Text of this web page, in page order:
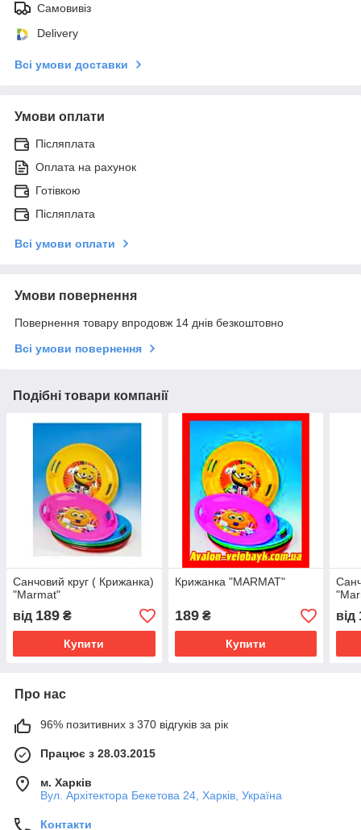
Самовивіз
Delivery
Всі умови доставки
Умови оплати
Післяплата
Оплата на рахунок
Готівкою
Післяплата
Всі умови оплати
Умови повернення
Повернення товару впродовж 14 днів безкоштовно
Всі умови повернення
Подібні товари компанії
Санчовий круг ( Крижанка)
"Marmat"
від 189 ₴
Купити
Крижанка "MARMAT"
189₴
Купити
від
Про нас
96% позитивних з 370 відгуків за рік
Працює з 28.03.2015
м. Харків
Вул. Архітектора Бекетова 24, Харків, Україна
Контакти